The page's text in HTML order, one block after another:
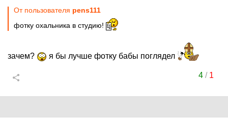
От пользователя pens111
фотку охальника в студию!
зачем? я бы лучше фотку бабы поглядел
4/ 1